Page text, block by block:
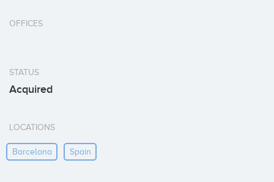
OFFICES
STATUS
Acquired
LOCATIONS
Barcelona Spain